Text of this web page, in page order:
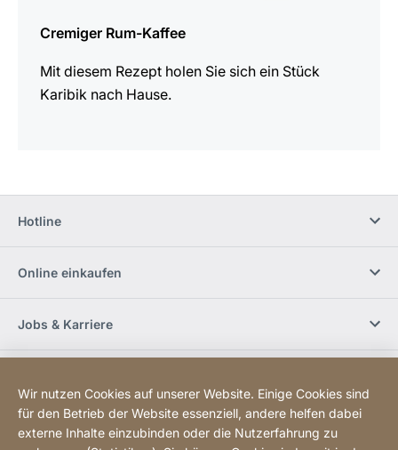
Cremiger Rum-Kaffee
Mit diesem Rezept holen Sie sich ein Stück
Karibik nach Hause.
Hotline
Online einkaufen
Jobs & Karriere
Social Media
Wir nutzen Cookies auf unserer Website. Einige Cookies sind
für den Betrieb der Website essenziell, andere helfen dabei
externe Inhalte einzubinden oder die Nutzerfahrung zu